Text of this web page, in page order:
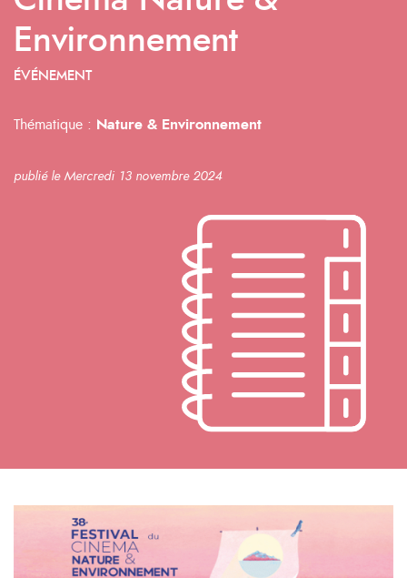
Environnement
ÉVÉNEMENT
Thématique : Nature & Environnement
publié le Mercredi 13 novembre 2024